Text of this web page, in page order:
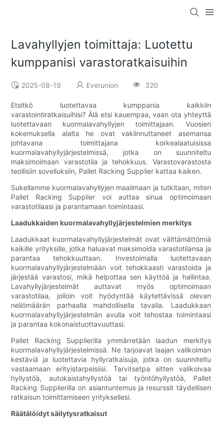
Lavahyllyjen toimittaja: Luotettu
kumppanisi varastoratkaisuihin
2025-08-19 Everunion 320
Etsitkö luotettavaa kumppania kaikkiin
varastointiratkaisuihisi? Älä etsi kauempaa, vaan ota yhteyttä
luotettavaan kuormalavahyllyjen toimittajaan. Vuosien
kokemuksella alalta he ovat vakiinnuttaneet asemansa
johtavana toimittajana korkealaatuisissa
kuormalavahyllyjärjestelmissä, jotka on suunniteltu
maksimoimaan varastotila ja tehokkuus. Varastovarastosta
teollisiin sovelluksiin, Pallet Racking Supplier kattaa kaiken.
Sukellamme kuormalavahyllyjen maailmaan ja tutkitaan, miten
Pallet Racking Supplier voi auttaa sinua optimoimaan
varastotilaasi ja parantamaan toimintaasi.
Laadukkaiden kuormalavahyllyjärjestelmien merkitys
Laadukkaat kuormalavahyllyjärjestelmät ovat välttämättömiä
kaikille yrityksille, jotka haluavat maksimoida varastotilansa ja
parantaa tehokkuuttaan. Investoimalla luotettavaan
kuormalavahyllyjärjestelmään voit tehokkaasti varastoida ja
järjestää varastosi, mikä helpottaa sen käyttöä ja hallintaa.
Lavahyllyjärjestelmät auttavat myös optimoimaan
varastotilaa, jolloin voit hyödyntää käytettävissä olevan
neliömäärän parhaalla mahdollisella tavalla. Laadukkaan
kuormalavahyllyjärjestelmän avulla voit tehostaa toimintaasi
ja parantaa kokonaistuottavuuttasi.
Pallet Racking Supplierilla ymmärretään laadun merkitys
kuormalavahyllyjärjestelmissä. Ne tarjoavat laajan valikoiman
kestäviä ja luotettavia hyllyratkaisuja, jotka on suunniteltu
vastaamaan erityistarpeisiisi. Tarvitsetpa sitten valikoivaa
hyllystöä, autokaistahyllystöä tai työntöhyllystöä, Pallet
Racking Supplierilla on asiantuntemus ja resurssit täydellisen
ratkaisun toimittamiseen yrityksellesi.
Räätälöidyt säilytysratkaisut